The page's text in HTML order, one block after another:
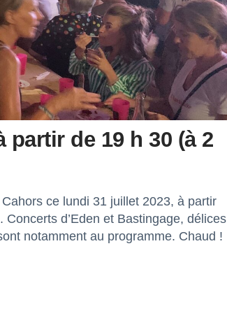
partir de 19 h 30 (à 2
ce lundi 31 juillet 2023, à partir
d’Eden et Bastingage, délices
notamment au programme. Chaud !